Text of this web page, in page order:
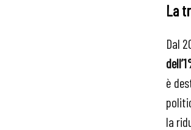
La
Dal
è
la